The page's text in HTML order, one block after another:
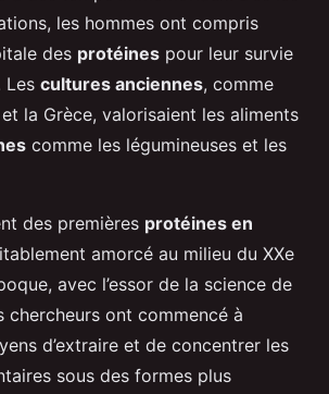
les hommes ont compris
des protéines pour leur survie
Les cultures anciennes, comme
la Grèce, valorisaient les aliments
comme les légumineuses et les
des premières protéines en
amorcé au milieu du XXe
avec l’essor de la science de
chercheurs ont commencé à
d’extraire et de concentrer les
sous des formes plus